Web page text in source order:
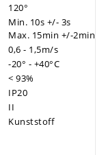
120°
Min. 10s +/- 3s
Max. 15min +/-2min
0,6 - 1,5m/s
-20° - +40°C
< 93%
IP20
II
Kunststoff